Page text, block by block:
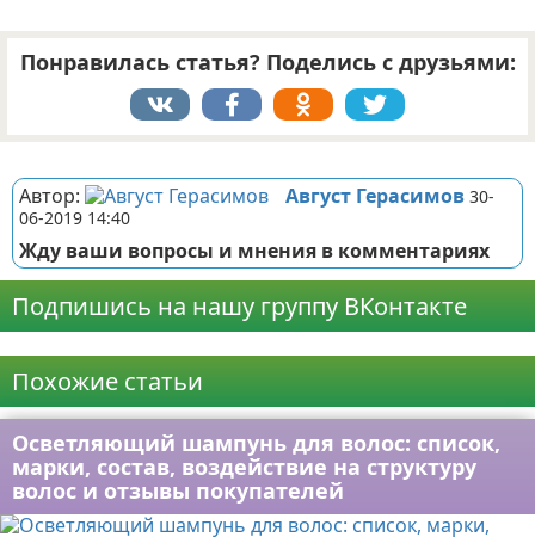
Понравилась статья? Поделись с друзьями:
Автор: Август Герасимов 30-
06-2019 14:40
Жду ваши вопросы и мнения в комментариях
Подпишись на нашу группу ВКонтакте
Похожие статьи
Осветляющий шампунь для волос: список,
марки, состав, воздействие на структуру
волос и отзывы покупателей